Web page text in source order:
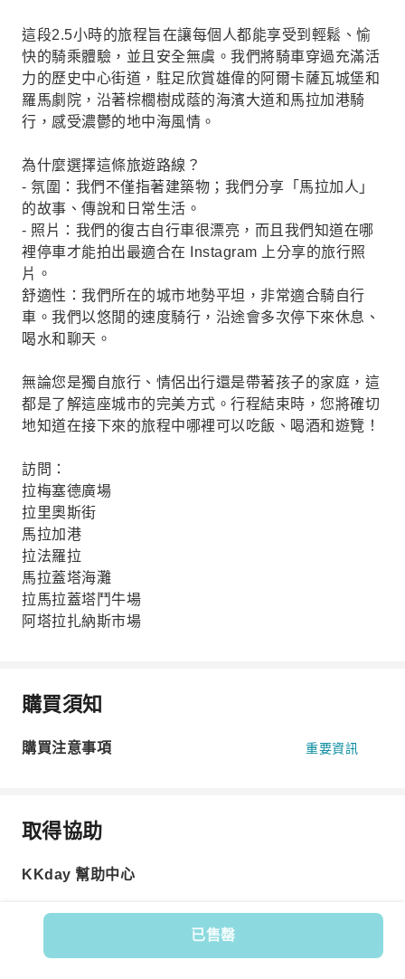
已售罄
這段2.5小時的旅程旨在讓每個人都能享受到輕鬆、愉
快的騎乘體驗，並且安全無虞。我們將騎車穿過充滿活
力的歷史中心街道，駐足欣賞雄偉的阿爾卡薩瓦城堡和
羅馬劇院，沿著棕櫚樹成蔭的海濱大道和馬拉加港騎
行，感受濃鬱的地中海風情。
為什麼選擇這條旅遊路線？
- 氛圍：我們不僅指著建築物；我們分享「馬拉加人」
的故事、傳說和日常生活。
- 照片：我們的復古自行車很漂亮，而且我們知道在哪
裡停車才能拍出最適合在 Instagram 上分享的旅行照
片。
舒適性：我們所在的城市地勢平坦，非常適合騎自行
車。我們以悠閒的速度騎行，沿途會多次停下來休息、
喝水和聊天。
無論您是獨自旅行、情侶出行還是帶著孩子的家庭，這
都是了解這座城市的完美方式。行程結束時，您將確切
地知道在接下來的旅程中哪裡可以吃飯、喝酒和遊覽！
訪問：
拉梅塞德廣場
拉里奧斯街
馬拉加港
拉法羅拉
馬拉蓋塔海灘
拉馬拉蓋塔鬥牛場
阿塔拉扎納斯市場
購買須知
購買注意事項 重要資訊
取得協助
KKday 幫助中心
商品編號: 588080